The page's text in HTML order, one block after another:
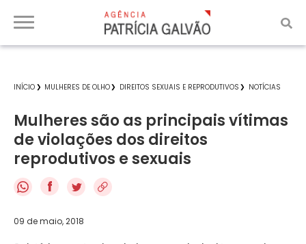
INÍCIO MULHERES DE OLHO DIREITOS SEXUAIS E REPRODUTIVOS NOTÍCIAS
Mulheres são as principais vítimas
de violações dos direitos
reprodutivos e sexuais
f
09 de maio, 2018